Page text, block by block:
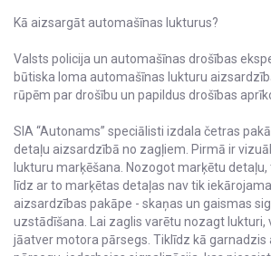
Kā aizsargāt automašīnas lukturus?
Valsts policija un automašīnas drošības
būtiska loma automašīnas lukturu
rūpēm par drošību un papildus drošības
SIA “Autonams” speciālisti izdala četras
detaļu aizsardzībā no zagļiem. Pirmā ir
lukturu marķēšana. Nozogot marķētu
līdz ar to marķētas detaļas nav tik
aizsardzības pakāpe - skaņas un gaismas
uzstādīšana. Lai zaglis varētu nozagt lukturi,
jāatver motora pārsegs. Tiklīdz kā